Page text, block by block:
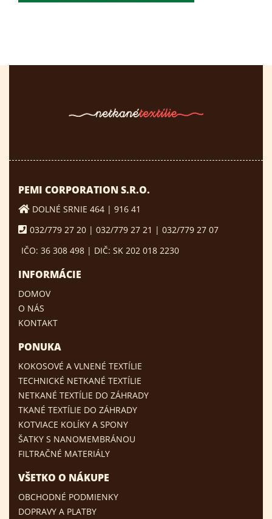
PEMI CORPORATION S.R.O.
DOLNÉ SRNIE 464 | 916 41
032/779 27 20 | 032/779 27 21 | 032/779 27 07
IČO: 36 308 498 | DIČ: SK 202 018 2230
INFORMÁCIE
DOMOV
O NÁS
KONTAKT
PONUKA
KOKOSOVÉ A VLNENÉ TEXTÍLIE
TECHNICKÉ NETKANÉ TEXTÍLIE
NETKANÉ TEXTÍLIE DO ZÁHRADY
TKANÉ TEXTÍLIE DO ZÁHRADY
KOTVIACE KOLÍKY A SPONY
ŠATKY S NANOMEMBRÁNOU
FILTRAČNÉ MATERIÁLY
VŠETKO O NÁKUPE
OBCHODNÉ PODMIENKY
DOPRAVY A PLATBY